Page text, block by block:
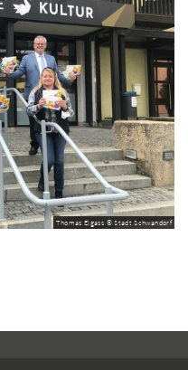
Thomas Elgass © Stadt Schwandorf